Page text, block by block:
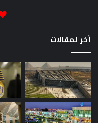
أخر المقالات